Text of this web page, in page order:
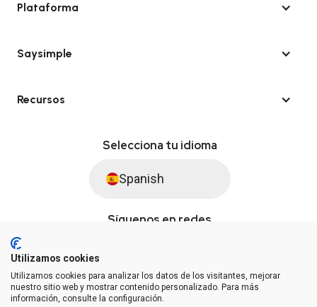
Plataforma
Saysimple
Recursos
Selecciona tu idioma
Spanish
Síguenos en redes
© Saysimple S.L. 2026 · Plataforma de automatización de WhatsApp
Utilizamos cookies
Utilizamos cookies para analizar los datos de los visitantes, mejorar
nuestro sitio web y mostrar contenido personalizado. Para más
información, consulte la configuración.